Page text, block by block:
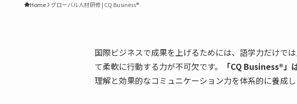
Home グローバル人材研修 | CQ Business®
国際ビジネスで成果を上げるためには、語学力だけで
て柔軟に行動する力が不可欠です。
「CQ Business®
理解と効果的なコミュニケーション力を体系的に養成し